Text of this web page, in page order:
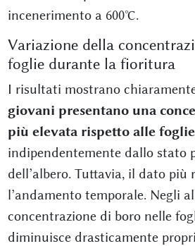
incenerimento a 600°C.
Variazione della
foglie durante la fioritura
I risultati mostrano
giovani presentano una
più elevata rispetto alle
indipendentemente dallo stato
dell’albero. Tuttavia, il dato più
l’andamento temporale. Negli
concentrazione di boro nelle
diminuisce drasticamente